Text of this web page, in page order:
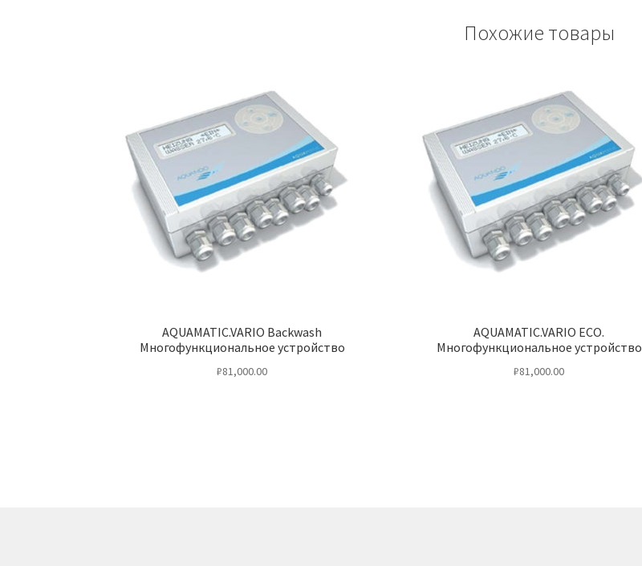
Похожие товары
AQUAMATIC.VARIO Backwash
Многофункциональное устройство
₽81,000.00
AQUAMATIC.VARIO ECO.
Многофункциональное устройство
₽81,000.00